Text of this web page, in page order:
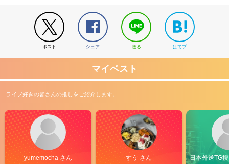
ポスト シェア 送る はてブ
マイベスト
ライブ好きの皆さんの推しをご紹介します。
yumemocha さん すう さん 日本外送TG